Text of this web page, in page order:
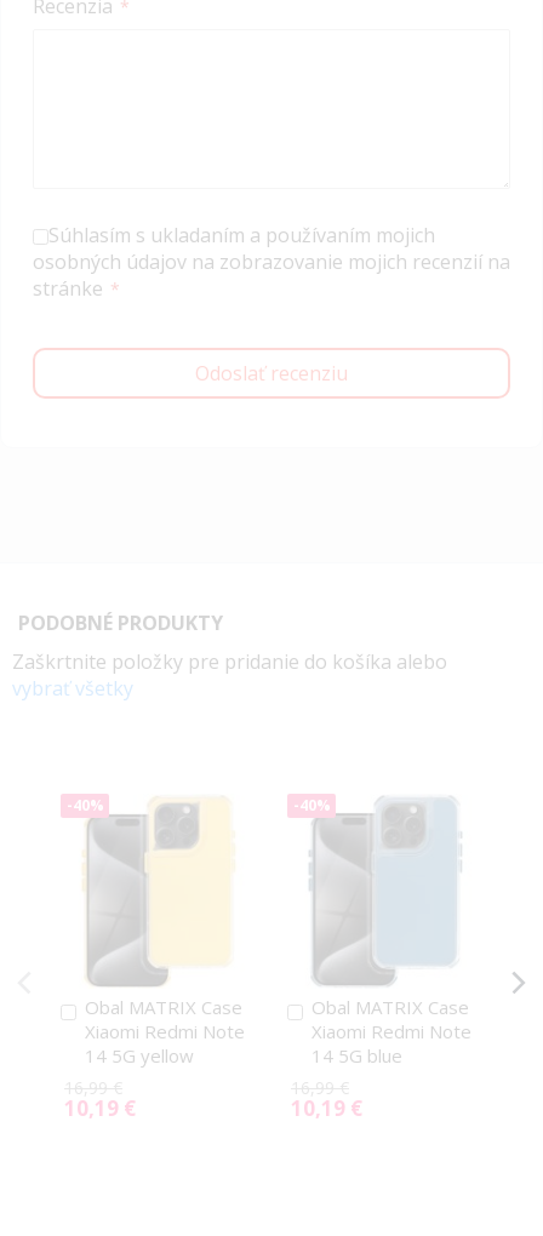
Recenzia
Súhlasím s ukladaním a používaním mojich
osobných údajov na zobrazovanie mojich recenzií na
stránke
Odoslať recenziu
PODOBNÉ PRODUKTY
Zaškrtnite položky pre pridanie do košíka alebo
vybrať všetky
-40%
Obal MATRIX Case
Xiaomi Redmi Note
14 5G yellow
16,99 €
Special
10,19 €
Pridať
do
košíka
-40%
Obal MATRIX Case
Xiaomi Redmi Note
14 5G blue
16,99 €
Special
10,19 €
Pridať
do
košíka